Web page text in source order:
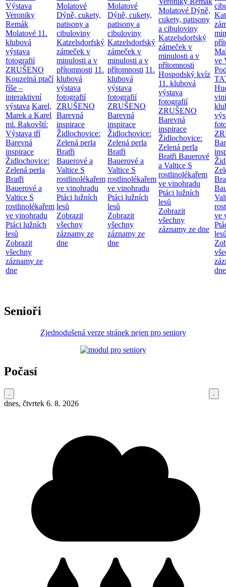
Výstava
Veroniky
Remák
Molatové 11.
klubová
výstava
fotografií
ZRUŠENO
Kouzelná ptačí
říše –
interaktivní
výstava Karel,
Marek a Karel
ml. Rakovští:
Výstava tří
Barevná
inspirace
Židlochovice:
Zelená perla
Bratři
Bauerové a
Valtice S
rostlinolékařem
ve vinohradu
Ptáci lužních
lesů
Zobrazit
všechny
záznamy ze
dne
Molatové
Dýně, cukety,
patisony a
cibuloviny
Katzelsdorfský
zámeček v
minulosti a v
přítomnosti 11.
klubová
výstava
fotografií
ZRUŠENO
Barevná
inspirace
Židlochovice:
Zelená perla
Bratři
Bauerové a
Valtice S
rostlinolékařem
ve vinohradu
Ptáci lužních
lesů
Zobrazit
všechny
záznamy ze
dne
Molatové
Dýně, cukety,
patisony a
cibuloviny
Katzelsdorfský
zámeček v
minulosti a v
přítomnosti 11.
klubová
výstava
fotografií
ZRUŠENO
Barevná
inspirace
Židlochovice:
Zelená perla
Bratři
Bauerové a
Valtice S
rostlinolékařem
ve vinohradu
Ptáci lužních
lesů
Zobrazit
všechny
záznamy ze
dne
Molatové Dýně,
cukety, patisony
a cibuloviny
Katzelsdorfský
zámeček v
minulosti a v
přítomnosti
Hospodský kvíz
11. klubová
výstava
fotografií
ZRUŠENO
Barevná
inspirace
Židlochovice:
Zelená perla
Bratři Bauerové
a Valtice S
rostlinolékařem
ve vinohradu
Ptáci lužních
lesů
Zobrazit
všechny
záznamy ze dne
ve
ve
dne
Senioři
Zjednodušená verze stránek nejen pro seniory
Počasí
dnes, čtvrtek 6. 8. 2026